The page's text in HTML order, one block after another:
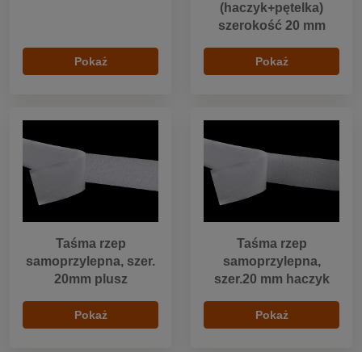
Pokaż
(haczyk+pętelka)
szerokość 20 mm
Pokaż
Taśma rzep
samoprzylepna, szer.
20mm plusz
Pokaż
Taśma rzep
samoprzylepna,
szer.20 mm haczyk
Pokaż